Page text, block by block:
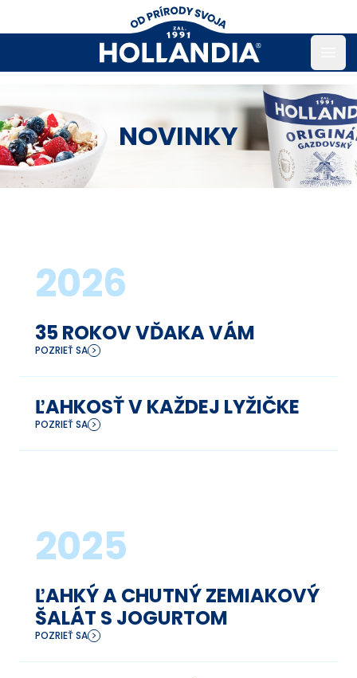
NOVINKY
2026
35 ROKOV VĎAKA VÁM
POZRIEŤ SA
ĽAHKOSŤ V KAŽDEJ LYŽIČKE
POZRIEŤ SA
2025
ĽAHKÝ A CHUTNÝ ZEMIAKOVÝ
ŠALÁT S JOGURTOM
POZRIEŤ SA